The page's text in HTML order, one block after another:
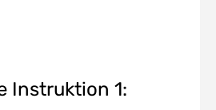
Instruktion 1: